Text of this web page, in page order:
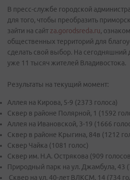
В пресс-службе городской
для того, чтобы преобразить
зайти на сайт za.gorodsreda.ru,
общественных территорий для
сделать свой выбор. На сегодняшний
уже 11 тысяч жителей Владивостока.
Результаты на текущий момент:
Аллея на Кирова, 5-9 (2373 голоса)
Сквер в районе Полярной, 1 (1592
Аллея на Ивановской, 3-19 (1666
Сквер в районе Крыгина, 84в (1212
Сквер Чайка (1081 голос)
Сквер им. Н.А. Острякова (909
Природный парк на ул. Джамбула, 43
Сквер на ул. 40-лет ВЛКСМ, 14 (734